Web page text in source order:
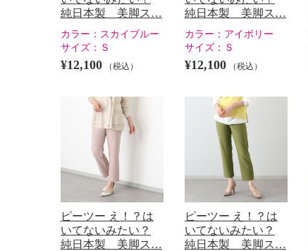
純日本製 美脚ス…
カラー： スカイブルー
サイズ： Ｓ
¥12,100 （税込）
純日本製 美脚ス…
カラー： アイボリー
サイズ： Ｓ
¥12,100 （税込）
ピーツー え！？は
いてないみたい？
純日本製 美脚ス…
ピーツー え！？は
いてないみたい？
純日本製 美脚ス…